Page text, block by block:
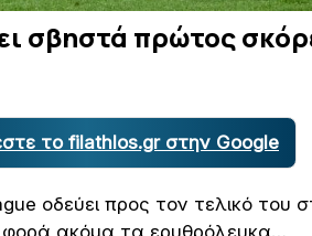
σβηστά πρώτος
το filathlos.gr στην Google
οδεύει προς τον τελικό
φορά ακόμα τα ερυθρόλευκα…